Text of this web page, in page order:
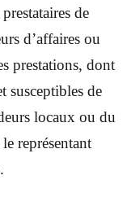
de
d’affaires ou
prestations, dont
susceptibles de
locaux ou du
représentant